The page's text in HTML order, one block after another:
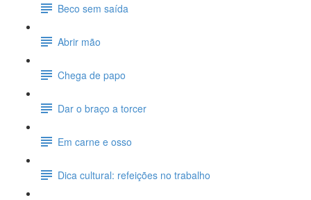
Beco sem saída
Abrir mão
Chega de papo
Dar o braço a torcer
Em carne e osso
Dica cultural: refeições no trabalho